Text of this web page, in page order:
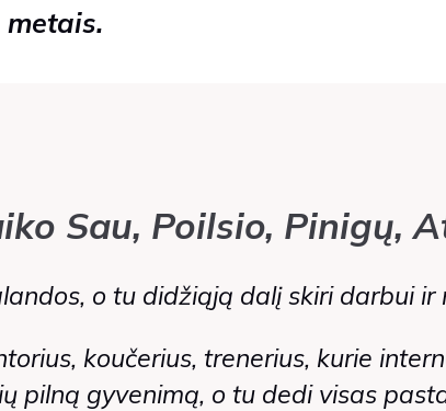
Sau, Poilsio, Pinigų,
o tu didžiąją dalį skiri darbui ir
koučerius, trenerius, kurie
pilną gyvenimą, o tu dedi visas